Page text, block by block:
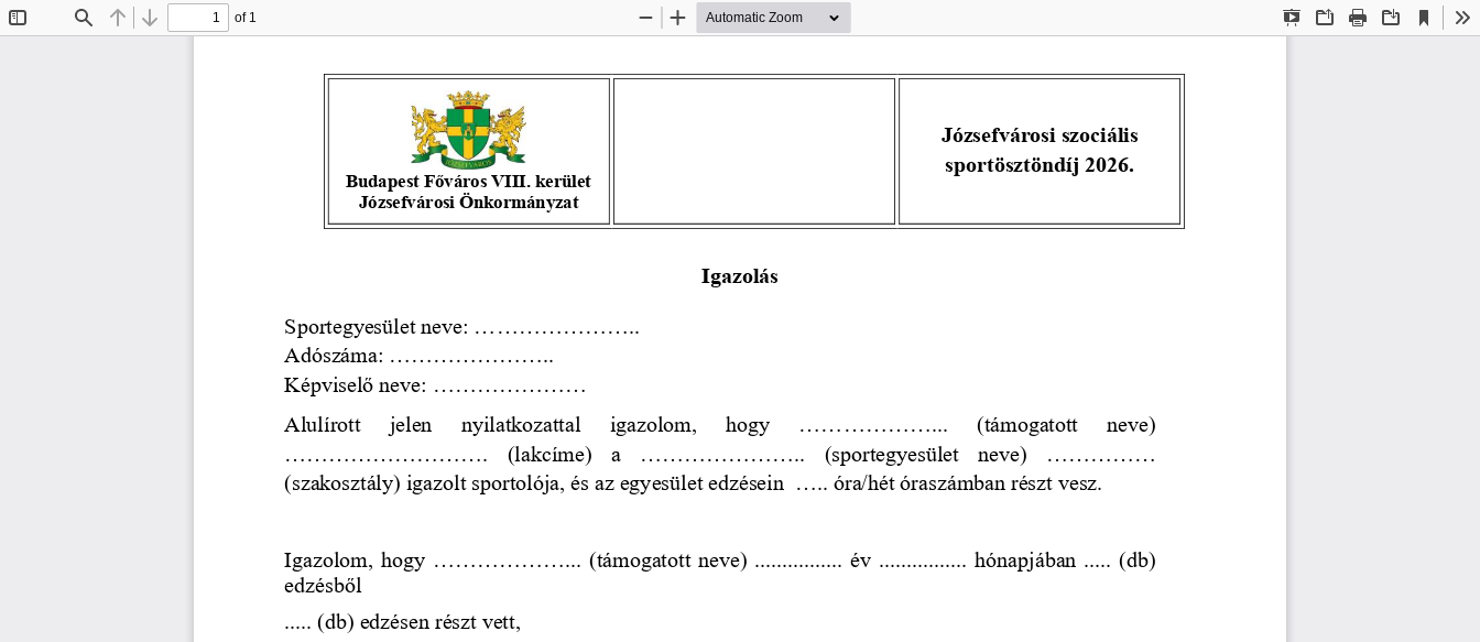
Find Previous
Next
of 1
Presentation
OpenPrint Download
Current
View
Zoom
Zoom
Budapest Főváros VIII. kerület
Józsefvárosi Önkormányzat
Józsefvárosi szociális
sportösztöndíj 2026.
Igazolás
Sportegyesület neve: .......................
Adószáma: .......................
Képviselő neve: .....................
Alulírott   jelen   nyilatkozattal   igazolom,   hogy   ...... ............... (támogatott
neve)
............................  (lakcíme)
a  .......................  (sportegyesület  neve)  ...............
(szakosztály) igazolt sportolója, és az egyesület edzésein  ..... óra/hét óraszámban részt vesz.
Igazolom,  hogy ..................... (támogatott neve) ................ év ................ hónapjában ..... (db)
edzésből
..... (db) edzésen részt vett,